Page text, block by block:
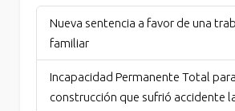
Nueva sentencia a favor de una
familiar
Incapacidad Permanente Total
construcción que sufrió accidente